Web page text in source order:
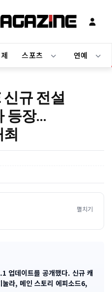
스포츠 연예
신규 전설
등장…
펼치기
업데이트를 공개했다. 신규 캐
라, 메인 스토리 에피소드6,